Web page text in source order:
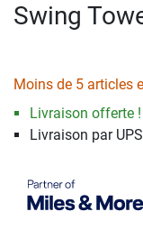
Swing
Moins de 5 articles
Livraison offerte !
Livraison par UPS